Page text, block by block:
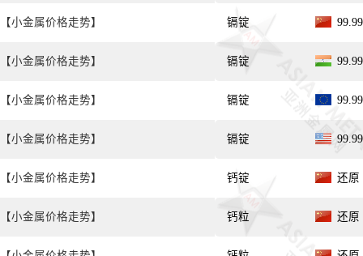
【小金属价格走势】
【小金属价格走势】
【小金属价格走势】
【小金属价格走势】
【小金属价格走势】
【小金属价格走势】
镉锭
镉锭
镉锭
镉锭
钙锭 还原
钙粒 还原